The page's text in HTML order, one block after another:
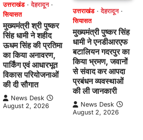
उत्तराखंड
देहरादून
सियासत
मुख्यमंत्री श्री पुष्कर
सिंह धामी ने शहीद
ऊधम सिंह की प्रतिमा
का किया अनावरण,
पार्किंग एवं आधारभूत
विकास परियोजनाओं
की दी सौगात
News Desk
August 2, 2026
उत्तराखंड
देहरादून
सियासत
मुख्यमंत्री पुष्कर सिंह
धामी ने एनडीआरएफ
बटालियन गदरपुर का
किया भ्रमण, जवानों
से संवाद कर आपदा
प्रबंधन व्यवस्थाओं
की ली जानकारी
News Desk
August 2, 2026